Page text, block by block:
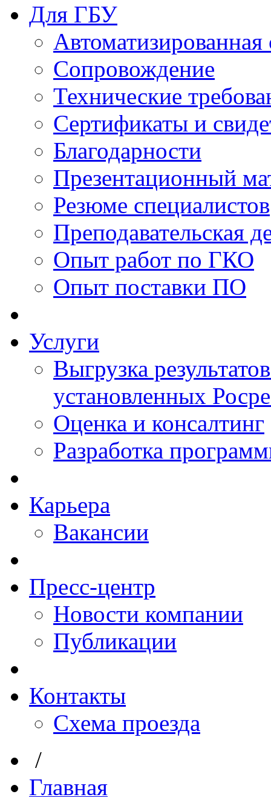
Для ГБУ
Сопровождение
Технические
Сертификаты и
Благодарности
Презентационный
Резюме специалистов
Преподавательская
Опыт работ по ГКО
Опыт поставки ПО
Услуги
Выгрузка
установленных
Оценка и консалтинг
Разработка
Карьера
Вакансии
Пресс-центр
Новости компании
Публикации
Контакты
Схема проезда
/
Главная